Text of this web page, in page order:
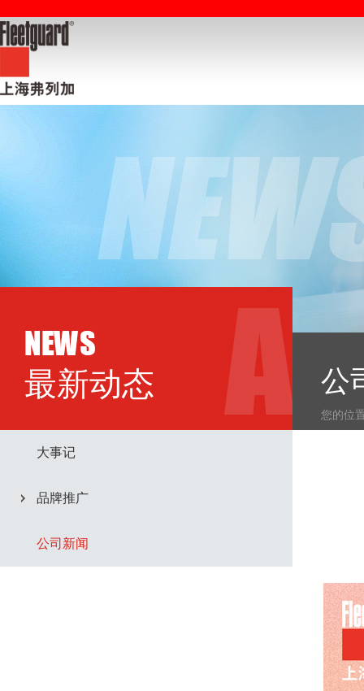
最新动态
大事记
品牌推广
公司新闻
公
您的位